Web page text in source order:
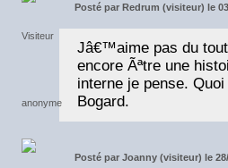
Posté par Redrum (visiteur) le
Jâ€™aime pas du
encore Ãªtre une
interne je pense.
Bogard.
Posté par Joanny (visiteur) le